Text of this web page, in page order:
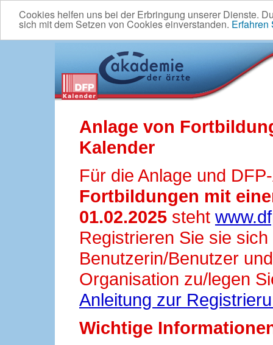
Cookies helfen uns bei der Erbringung unserer Dienste.
sich mit dem Setzen von Cookies einverstanden. Erfahren
Anlage von
Kalender
Für die Anlage und
Fortbildungen mit
01.02.2025 steht
Registrieren Sie sie
Benutzerin/Benutzer
Organisation zu/legen
Anleitung zur
Wichtige